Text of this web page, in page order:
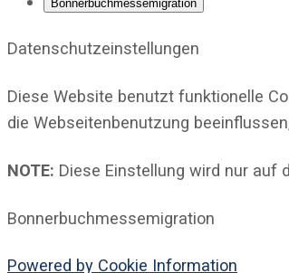
Bonnerbuchmessemigration
Datenschutzeinstellungen
Diese Website benutzt funktionelle
die Webseitenbenutzung
NOTE: Diese Einstellung wird nur auf
Bonnerbuchmessemigration
Powered by Cookie Information